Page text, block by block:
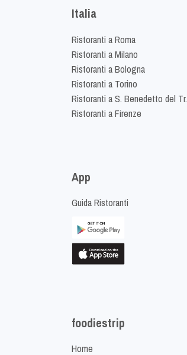
Italia
Ristoranti a Roma
Ristoranti a Milano
Ristoranti a Bologna
Ristoranti a Torino
Ristoranti a S. Benedetto del Tr.
Ristoranti a Firenze
App
Guida Ristoranti
foodiestrip
Home